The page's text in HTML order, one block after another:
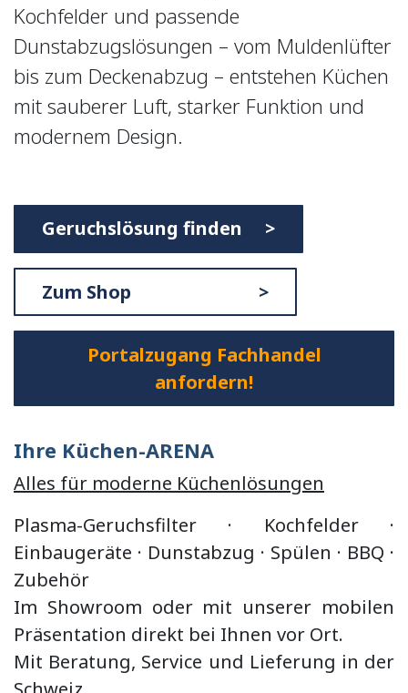
Kochfelder und passende
Dunstabzugslösungen – vom Muldenlüfter
bis zum Deckenabzug – entstehen Küchen
mit sauberer Luft, starker Funktion und
modernem Design.
Geruchslösung finden >
Zum Shop >
Portalzugang Fachhandel
anfordern!
Ihre Küchen-ARENA
Alles für moderne Küchenlösungen
Plasma-Geruchsfilter · Kochfelder ·
Einbaugeräte · Dunstabzug · Spülen · BBQ ·
Zubehör
Im Showroom oder mit unserer mobilen
Präsentation direkt bei Ihnen vor Ort.
Mit Beratung, Service und Lieferung in der